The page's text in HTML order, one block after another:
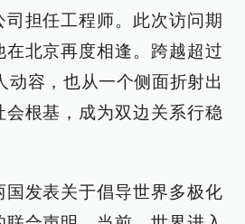
担任工程师。此次访问期
在北京再度相逢。跨越超过
动容，也从一个侧面折射出
根基，成为双边关系行稳
国发表关于倡导世界多极化